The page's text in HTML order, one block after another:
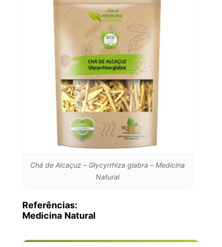
Chá de Alcaçuz – Glycyrrhiza glabra – Medicina
Natural
Referências:
Medicina Natural